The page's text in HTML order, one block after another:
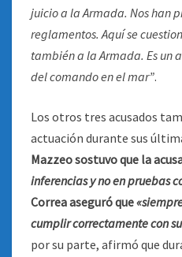
juicio a la Armada. Nos han
reglamentos. Aquí se
también a la Armada. Es un
del comando en el mar”.
Los otros tres acusados
actuación durante sus
Mazzeo sostuvo que la
inferencias y no en pruebas
Correa aseguró que
cumplir correctamente con
por su parte, afirmó que